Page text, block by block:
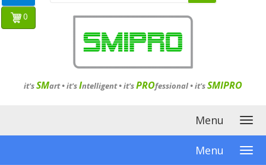
it'sSMart •it'sIntelligent•it'sPROfessional •it'sSMIPRO
0
Menu
Menu